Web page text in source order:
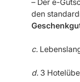
– Der e-
den
c.
d. 3